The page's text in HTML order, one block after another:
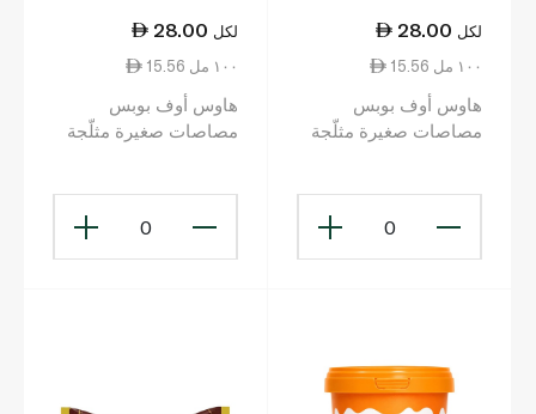
28.00 لكل
15.56 ١٠٠ مل
هاوس أوف بوبس
مصاصات صغيرة مثلّجة
0
28.00 لكل
15.56 ١٠٠ مل
هاوس أوف بوبس
مصاصات صغيرة مثلّجة
0